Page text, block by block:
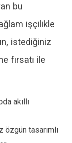
bu
işçilikle
istediğiniz
fırsatı ile
akıllı
özgün tasarımlı